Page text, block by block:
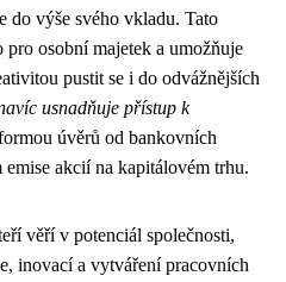
do výše svého vkladu. Tato
osobní majetek a umožňuje
pustit se i do odvážnějších
usnadňuje přístup k
úvěrů od bankovních
akcií na kapitálovém trhu.
věří v potenciál společnosti,
inovací a vytváření pracovních